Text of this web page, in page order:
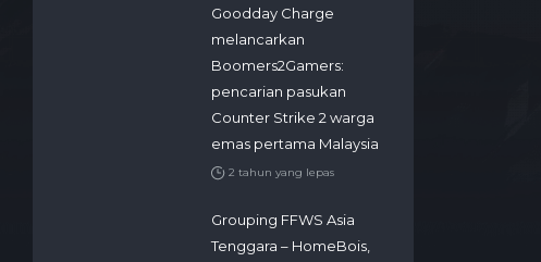
Goodday Charge
melancarkan
Boomers2Gamers:
pencarian pasukan
Counter Strike 2 warga
emas pertama Malaysia
2 tahun yang lepas
Grouping FFWS Asia
Tenggara – HomeBois,